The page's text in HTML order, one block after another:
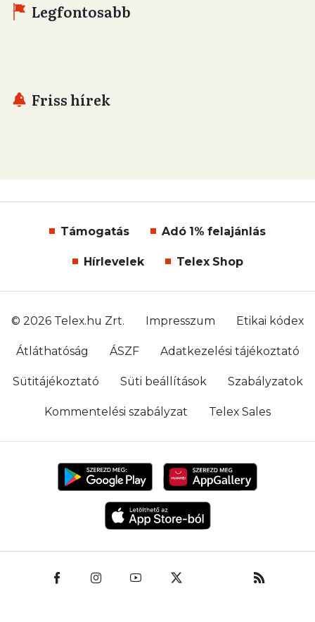
Legfontosabb
Friss hírek
Támogatás Adó 1% felajánlás
Hírlevelek Telex Shop
© 2026 Telex.hu Zrt. Impresszum Etikai kódex
Átláthatóság ÁSZF Adatkezelési tájékoztató
Sütitájékoztató Süti beállítások Szabályzatok
Kommentelési szabályzat Telex Sales